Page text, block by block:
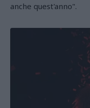
anche quest'anno".